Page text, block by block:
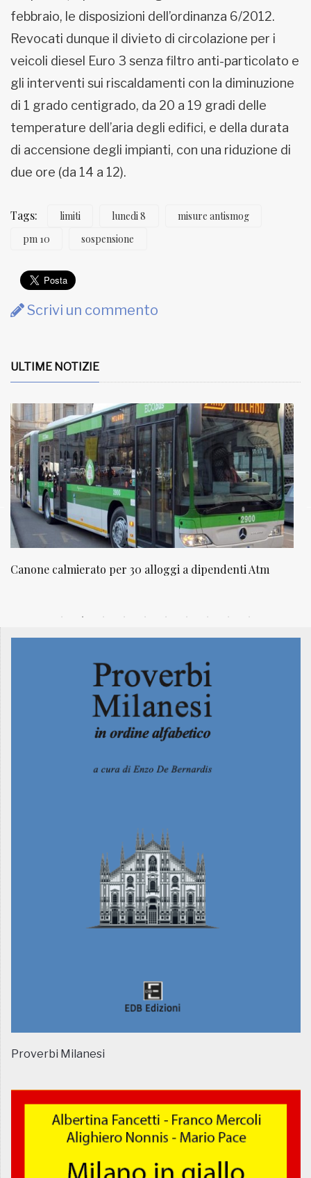
febbraio, le disposizioni dell’ordinanza 6/2012.
Revocati dunque il divieto di circolazione per i
veicoli diesel Euro 3 senza filtro anti-particolato e
gli interventi sui riscaldamenti con la diminuzione
di 1 grado centigrado, da 20 a 19 gradi delle
temperature dell’aria degli edifici, e della durata
di accensione degli impianti, con una riduzione di
due ore (da 14 a 12).
Tags: limiti lunedi 8
misure antismog
pm 10
sospensione
Scrivi un commento
ULTIME NOTIZIE
alloggi a dipendenti Atm NATUROPATIA IN BREVE
Proverbi Milanesi